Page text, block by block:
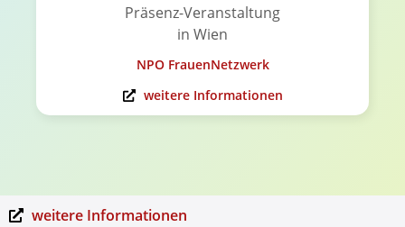
Präsenz-Veranstaltung
in Wien
NPO FrauenNetzwerk
weitere Informationen
weitere Informationen